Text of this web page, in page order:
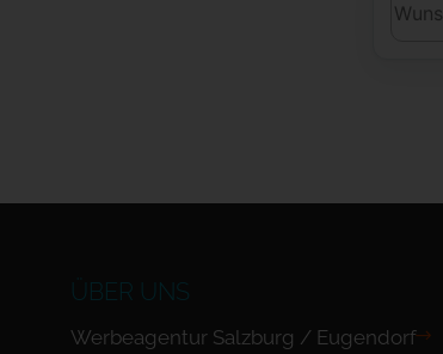
ÜBER UNS
Werbeagentur Salzburg / Eugendorf